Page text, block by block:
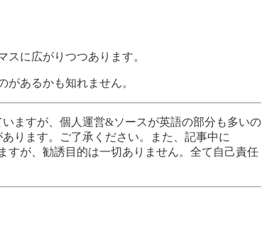
スに広がりつつあります。
があるかも知れません。
ますが、個人運営&ソースが英語の部分も多いの
ります。ご了承ください。また、記事中に
すが、勧誘目的は一切ありません。全て自己責任